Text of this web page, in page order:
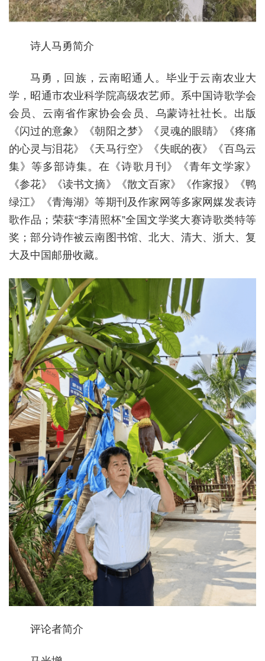
诗人马勇简介
马勇，回族，云南昭通人。毕业于云南农业大
学，昭通市农业科学院高级农艺师。系中国诗歌学会
会员、云南省作家协会会员、乌蒙诗社社长。出版
《闪过的意象》《朝阳之梦》《灵魂的眼睛》《疼痛
的心灵与泪花》《天马行空》《失眠的夜》《百鸟云
集》等多部诗集。在《诗歌月刊》《青年文学家》
《参花》《读书文摘》《散文百家》《作家报》《鸭
绿江》《青海湖》等期刊及作家网等多家网媒发表诗
歌作品；荣获“李清照杯”全国文学奖大赛诗歌类特等
奖；部分诗作被云南图书馆、北大、清大、浙大、复
大及中国邮册收藏。
评论者简介